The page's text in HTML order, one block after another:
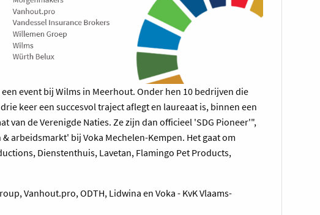
event bij Wilms in Meerhout. Onder hen 10 bedrijven die
keer een succesvol traject aflegt en laureaat is, binnen een
van de Verenigde Naties. Ze zijn dan officieel 'SDG Pioneer'",
arbeidsmarkt' bij Voka Mechelen-Kempen. Het gaat om
Dienstenthuis, Lavetan, Flamingo Pet Products,
Vanhout.pro, ODTH, Lidwina en Voka - KvK Vlaams-